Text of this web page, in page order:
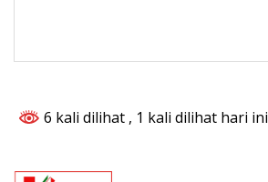
6 kali dilihat , 1 kali dilihat hari ini